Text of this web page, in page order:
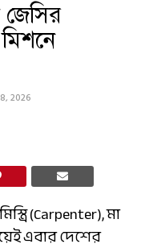
জেসির
2026
(Carpenter), মা
এবার দেশের